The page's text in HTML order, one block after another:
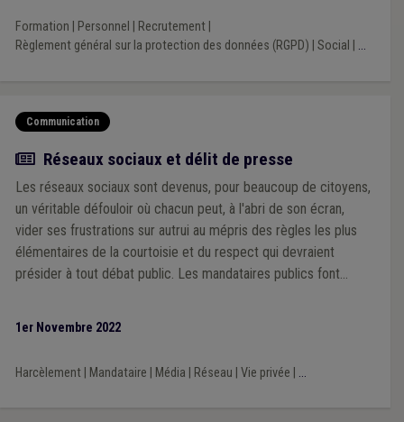
Formation Personnel Recrutement|
Règlement général sur la protection des données (RGPD) Social ...
Communication
Article
Réseaux sociaux et délit de presse
Les réseaux sociaux sont devenus, pour beaucoup de citoyens,
un véritable défouloir où chacun peut, à l'abri de son écran,
vider ses frustrations sur autrui au mépris des règles les plus
élémentaires de la courtoisie et du respect qui devraient
présider à tout débat public. Les mandataires publics font
1er Novembre 2022
Harcèlement| Mandataire Média Réseau Vie privée ...